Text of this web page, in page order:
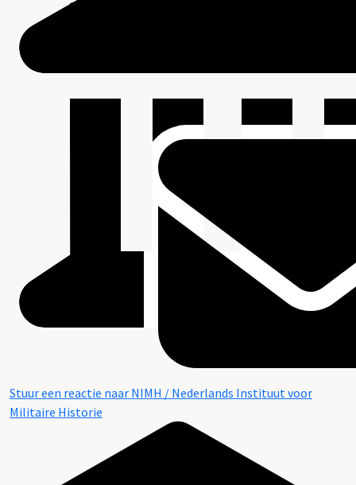
Stuur een reactie naar NIMH / Nederlands Instituut voor
Militaire Historie